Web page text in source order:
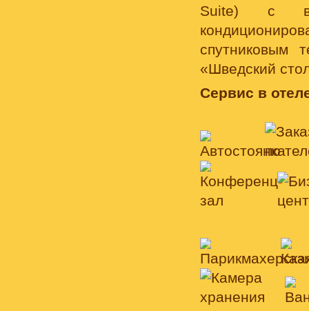
Suite) с
спутниковым
«Шведский
Сервис в